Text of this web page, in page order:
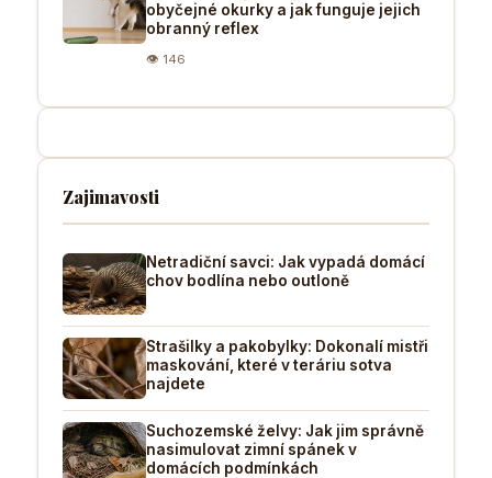
obyčejné okurky a jak funguje jejich
obranný reflex
👁 146
Zajimavosti
Netradiční savci: Jak vypadá domácí
chov bodlína nebo outloně
Strašilky a pakobylky: Dokonalí mistři
maskování, které v teráriu sotva
najdete
Suchozemské želvy: Jak jim správně
nasimulovat zimní spánek v
domácích podmínkách